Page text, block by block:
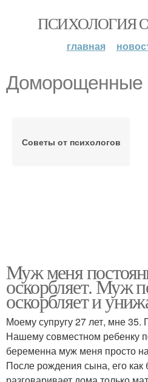
ПСИХОЛОГИЯ
главная
Доморощенные
Советы от психологов
Муж меня
оскорбляет. Муж
оскорбляет и
Моему супругу 27 лет, мне
Нашему совместном ребенку
беременна муж меня просто
После рождения сына, его